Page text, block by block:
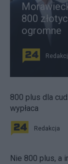
800
ogromne
800 plus dla
wypłaca
Redakcja
Nie 800 plus, a